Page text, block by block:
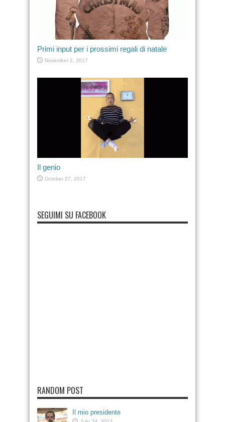
Primi input per i prossimi regali di natale
November 2, 2017
Il genio
October 27, 2017
SEGUIMI SU FACEBOOK
RANDOM POST
Il mio presidente